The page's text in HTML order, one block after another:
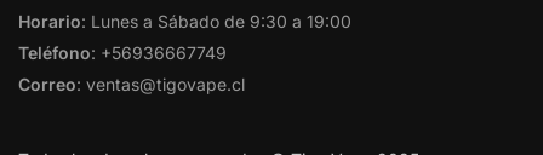
Horario: Lunes a Sábado de 9:30 a 19:00
Teléfono: +56936667749
Correo: ventas@tigovape.cl